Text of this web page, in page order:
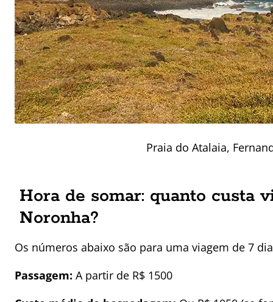
Praia do Atalaia,
Hora de somar: quanto custa
Noronha?
Os números abaixo são para uma viagem de 7
Passagem: A partir de R$ 1500